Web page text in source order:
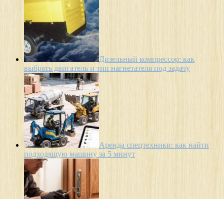
Дизельный компрессор: как
выбрать двигатель и тип нагнетателя под задачу
Аренда спецтехники: как найти
подходящую машину за 5 минут